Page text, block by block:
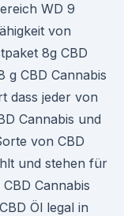
WD 9
von
8g CBD
g CBD Cannabis
dass jeder von
Cannabis und
von CBD
und stehen für
Cannabis
Öl legal in